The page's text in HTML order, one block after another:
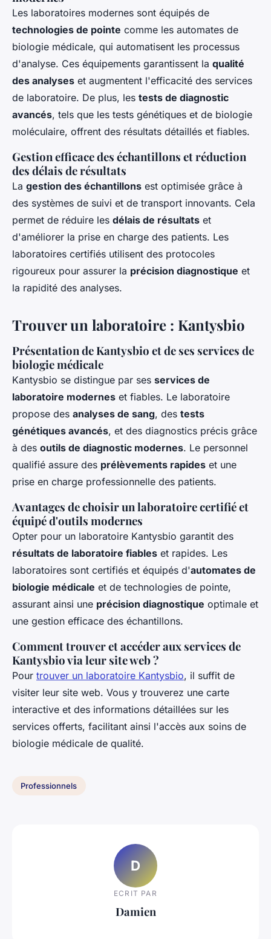
Les laboratoires modernes sont équipés de
technologies de pointe comme les automates de
biologie médicale, qui automatisent les processus
d'analyse. Ces équipements garantissent la qualité
des analyses et augmentent l'efficacité des services
de laboratoire. De plus, les tests de diagnostic
avancés, tels que les tests génétiques et de biologie
moléculaire, offrent des résultats détaillés et fiables.
Gestion efficace des échantillons et réduction
des délais de résultats
La gestion des échantillons est optimisée grâce à
des systèmes de suivi et de transport innovants. Cela
permet de réduire les délais de résultats et
d'améliorer la prise en charge des patients. Les
laboratoires certifiés utilisent des protocoles
rigoureux pour assurer la précision diagnostique et
la rapidité des analyses.
Trouver un laboratoire : Kantysbio
Présentation de Kantysbio et de ses services de
biologie médicale
Kantysbio se distingue par ses services de
laboratoire modernes et fiables. Le laboratoire
propose des analyses de sang, des tests
génétiques avancés, et des diagnostics précis grâce
à des outils de diagnostic modernes. Le personnel
qualifié assure des prélèvements rapides et une
prise en charge professionnelle des patients.
Avantages de choisir un laboratoire certifié et
équipé d'outils modernes
Opter pour un laboratoire Kantysbio garantit des
résultats de laboratoire fiables et rapides. Les
laboratoires sont certifiés et équipés d'automates de
biologie médicale et de technologies de pointe,
assurant ainsi une précision diagnostique optimale et
une gestion efficace des échantillons.
Comment trouver et accéder aux services de
Kantysbio via leur site web ?
Pour trouver un laboratoire Kantysbio, il suffit de
visiter leur site web. Vous y trouverez une carte
interactive et des informations détaillées sur les
services offerts, facilitant ainsi l'accès aux soins de
biologie médicale de qualité.
Professionnels
D
ECRIT PAR
Damien